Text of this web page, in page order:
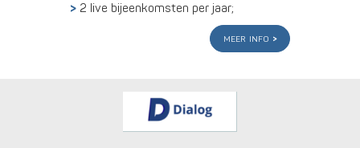
2 live bijeenkomsten per jaar;
meer info